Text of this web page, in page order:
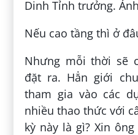
Dinh Tỉnh trưởng.
Nếu cao tầng thì ở
Nhưng mỗi thời sẽ
đặt ra. Hẳn giới
tham gia vào các
nhiều thao thức với
kỳ này là gì? Xin